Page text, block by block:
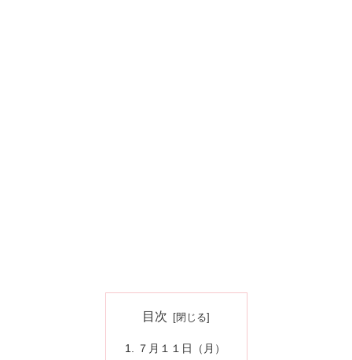
目次
７月１１日（月）